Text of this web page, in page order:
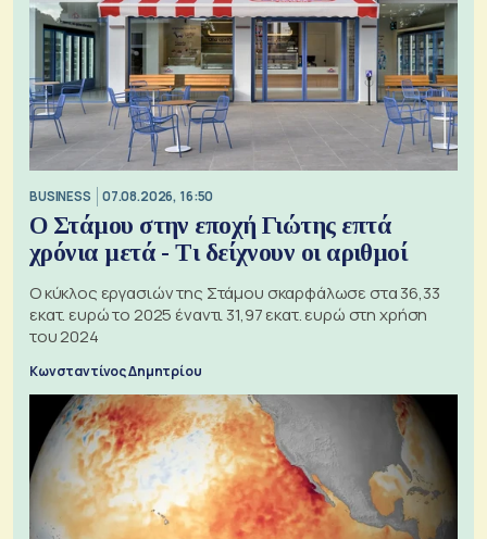
BUSINESS 07.08.2026, 16:50
Ο Στάμου στην εποχή Γιώτης επτά
χρόνια μετά - Τι δείχνουν οι αριθμοί
Ο κύκλος εργασιών της Στάμου σκαρφάλωσε στα 36,33
εκατ. ευρώ το 2025 έναντι 31,97 εκατ. ευρώ στη χρήση
του 2024
Κωνσταντίνος Δημητρίου